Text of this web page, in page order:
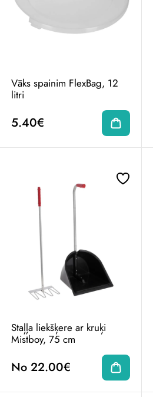
Vāks spainim FlexBag, 12
litri
5.40€
Staļļa liekšķere ar kruķi
Mistboy, 75 cm
No 22.00€